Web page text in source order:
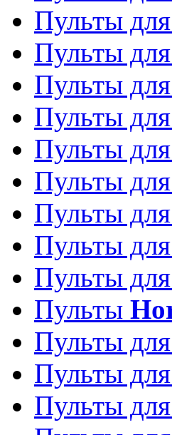
Пульты
Пульты
Пульты для
Пульты
Пульты
Пульты
Пульты
Пульты
Пульты для
Пульты
Пульты
Пульты
Пульты